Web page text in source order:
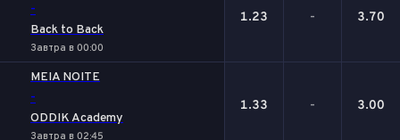
-
Back to Back
Завтра в 00:00
1.23 - 3.70
MEIA NOITE
-
ODDIK Academy
Завтра в 02:45
1.33 - 3.00